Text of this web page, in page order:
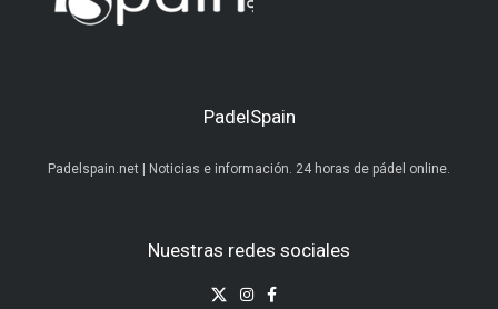
PadelSpain
Padelspain.net | Noticias e información. 24 horas de pádel online.
Nuestras redes sociales